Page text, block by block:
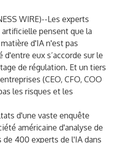
WIRE)--Les experts
pensent que la
d'IA n'est pas
eux s’accorde sur le
de régulation. Et un tiers
(CEO, CFO, COO
les risques et les
d'une vaste enquête
américaine d'analyse de
de 400 experts de l'IA dans